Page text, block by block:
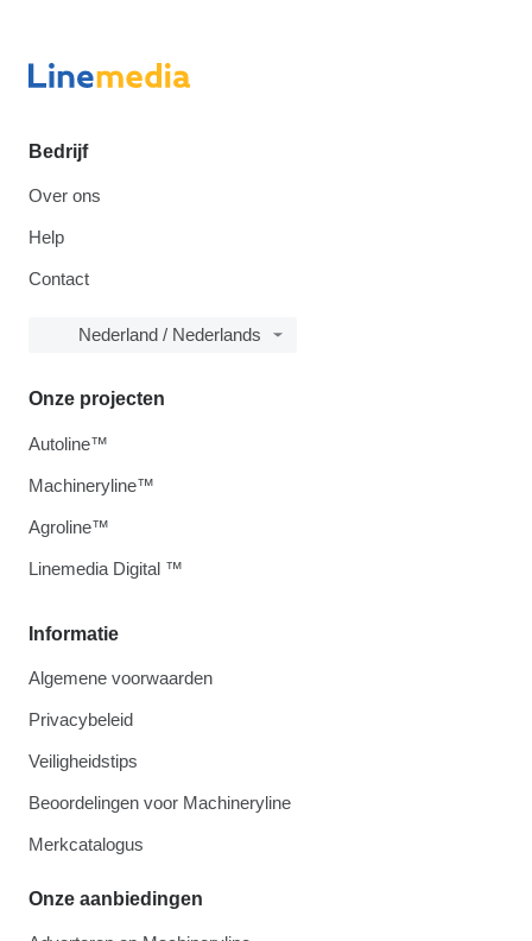
Bedrijf
Over ons
Help
Contact
Nederland / Nederlands
Informatie
Algemene voorwaarden
Privacybeleid
Veiligheidstips
Beoordelingen voor Machineryline
Merkcatalogus
Onze aanbiedingen
Onze projecten
Autoline™
Machineryline™
Agroline™
Linemedia Digital ™